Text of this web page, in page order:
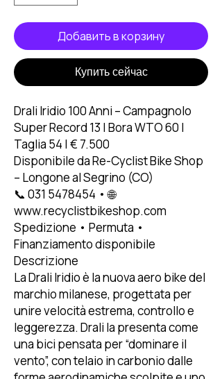
Добавить в корзину
Купить сейчас
Drali Iridio 100 Anni – Campagnolo
Super Record 13 | Bora WTO 60 |
Taglia 54 | € 7.500
Disponibile da Re-Cyclist Bike Shop
– Longone al Segrino (CO)
📞 031 5478454 • 🌐
www.recyclistbikeshop.com
Spedizione • Permuta •
Finanziamento disponibile
Descrizione
La Drali Iridio è la nuova aero bike del
marchio milanese, progettata per
unire velocità estrema, controllo e
leggerezza. Drali la presenta come
una bici pensata per “dominare il
vento”, con telaio in carbonio dalle